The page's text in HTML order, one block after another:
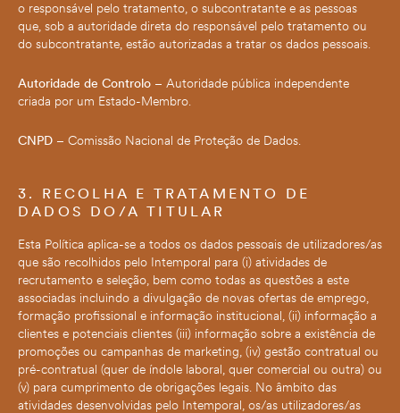
o responsável pelo tratamento, o subcontratante e as pessoas
que, sob a autoridade direta do responsável pelo tratamento ou
do subcontratante, estão autorizadas a tratar os dados pessoais.
Autoridade de Controlo – Autoridade pública independente
criada por um Estado-Membro.
CNPD – Comissão Nacional de Proteção de Dados.
3. RECOLHA E TRATAMENTO DE
DADOS DO/A TITULAR
Esta Política aplica-se a todos os dados pessoais de utilizadores/as
que são recolhidos pelo Intemporal para (i) atividades de
recrutamento e seleção, bem como todas as questões a este
associadas incluindo a divulgação de novas ofertas de emprego,
formação profissional e informação institucional, (ii) informação a
clientes e potenciais clientes (iii) informação sobre a existência de
promoções ou campanhas de marketing, (iv) gestão contratual ou
pré-contratual (quer de índole laboral, quer comercial ou outra) ou
(v) para cumprimento de obrigações legais. No âmbito das
atividades desenvolvidas pelo Intemporal, os/as utilizadores/as